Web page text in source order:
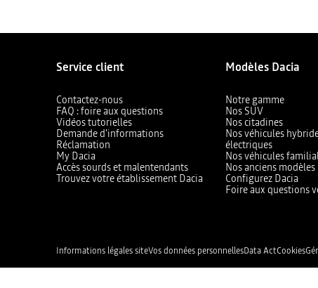
Service client
Contactez-nous
FAQ : foire aux questions
Vidéos tutorielles
Demande d'informations
Réclamation
My Dacia
Accès sourds et malentendants
Trouvez votre établissement Dacia
Modèles Dacia
Notre gamme
Nos SUV
Nos citadines
Nos véhicules
électriques
Nos véhicules
Nos anciens modèles
Configurez Dacia
Foire aux questions
Informations légales siteVos données personnellesData ActCookies